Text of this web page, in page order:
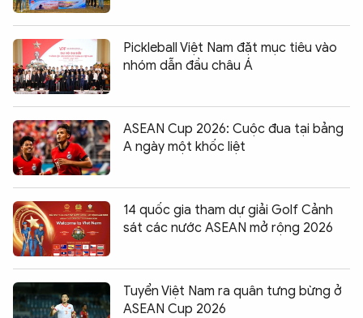
Pickleball Việt Nam đặt mục tiêu vào
nhóm dẫn đầu châu Á
ASEAN Cup 2026: Cuộc đua tại bảng
A ngày một khốc liệt
14 quốc gia tham dự giải Golf Cảnh
sát các nước ASEAN mở rộng 2026
Tuyển Việt Nam ra quân tưng bừng ở
ASEAN Cup 2026